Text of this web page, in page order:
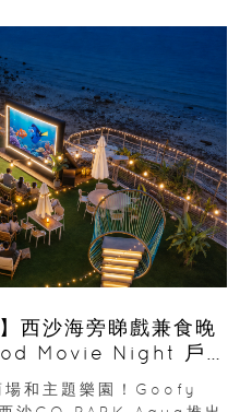
西沙海旁睇戲兼食晚
Movie Night 戶
場和主題樂園！Goofy